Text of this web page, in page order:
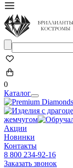
0
Каталог
жемчугом
Акции
Новинки
Контакты
8 800 234-92-16
Заказать звонок